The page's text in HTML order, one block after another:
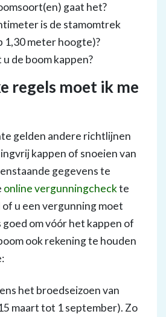
gaat het?
is de stamomtrek
1,30 meter hoogte)?
de boom kappen?
regels moet ik me
gelden andere richtlijnen
kappen of snoeien van
gegevens te
online vergunningcheckte
of u een vergunning moet
om vóór het kappen of
ook rekening te houden
het broedseizoen van
maart tot 1 september). Zo